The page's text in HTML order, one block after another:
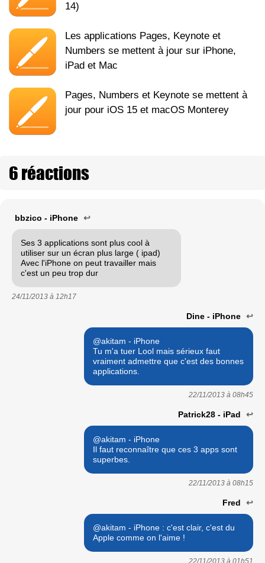
14)
Les applications Pages, Keynote et
Numbers se mettent à jour sur iPhone,
iPad et Mac
Pages, Numbers et Keynote se mettent à
jour pour iOS 15 et macOS Monterey
6 réactions
bbzico - iPhone ↩
Ses 3 applications sont plus cool à
utiliser sur un écran plus large ( ipad)
Avec l'iPhone on peut travailler mais
c'est un peu trop dur
24/11/2013 à 12h17
Dine - iPhone ↩
@akitam - iPhone
Tu m'a tuer Lool mais sérieux faut
vraiment admettre que c'est des bonnes
applications.
22/11/2013 à 08h45
Patrick28 - iPad ↩
@akitam - iPhone
Il faut reconnaître que ces 3 apps sont
superbes.
22/11/2013 à 08h15
Fred ↩
@akitam - iPhone : c'est clair, c'est du
Apple comme on l'aime !